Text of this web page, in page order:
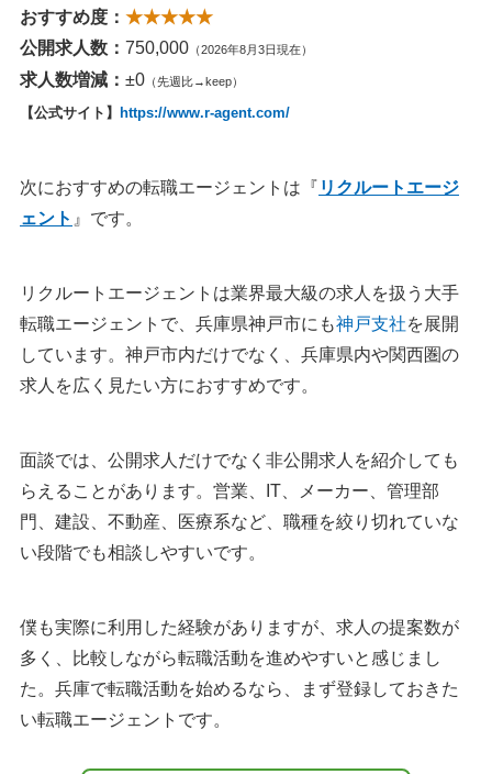
おすすめ度： ★★★★★
公開求人数： 750,000 （2026年8月3日現在）
求人数増減： ±0 （先週比→keep）
【公式サイト】 https://www.r-agent.com/
次におすすめの転職エージェントは『 リクルートエージ
ェント 』です。
リクルートエージェントは業界最大級の求人を扱う大手
転職エージェントで、兵庫県神戸市にも神戸支社を展開
しています。神戸市内だけでなく、兵庫県内や関西圏の
求人を広く見たい方におすすめです。
面談では、公開求人だけでなく非公開求人を紹介しても
らえることがあります。営業、IT、メーカー、管理部
門、建設、不動産、医療系など、職種を絞り切れていな
い段階でも相談しやすいです。
僕も実際に利用した経験がありますが、求人の提案数が
多く、比較しながら転職活動を進めやすいと感じまし
た。兵庫で転職活動を始めるなら、まず登録しておきた
い転職エージェントです。